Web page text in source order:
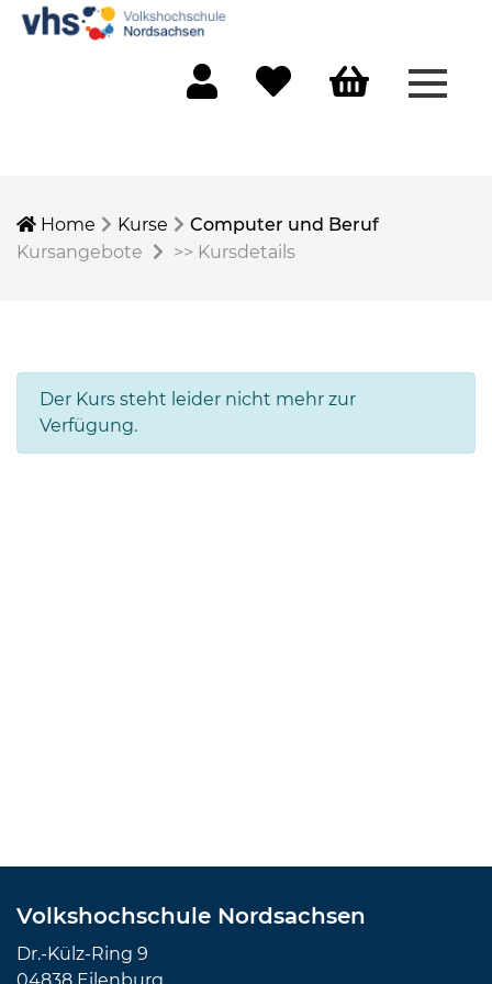
Home Kurse
Computer und Beruf
Kursangebote
>> Kursdetails
Der Kurs steht leider nicht mehr zur
Verfügung.
Volkshochschule Nordsachsen
Dr.-Külz-Ring 9